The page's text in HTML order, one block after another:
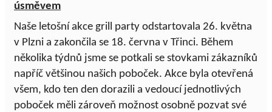
úsměvem
Naše letošní akce grill party odstartovala 26. května
v Plzni a zakončila se 18. června v Třinci. Během
několika týdnů jsme se potkali se stovkami zákazníků
napříč většinou našich poboček. Akce byla otevřená
všem, kdo ten den dorazili a vedoucí jednotlivých
poboček měli zároveň možnost osobně pozvat své